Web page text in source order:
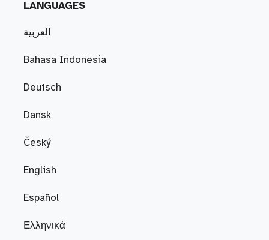
LANGUAGES
العربية
Bahasa Indonesia
Deutsch
Dansk
Český
English
Español
Ελληνικά